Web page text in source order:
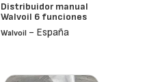
Distribuidor manual
Walvoil 6 funciones
Walvoil - España